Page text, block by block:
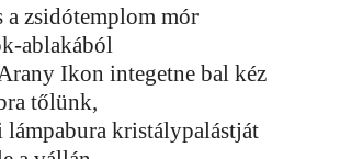
a zsidótemplom mór
ablakából
Ikon integetne bal kéz
tőlünk,
lámpabura kristálypalástját